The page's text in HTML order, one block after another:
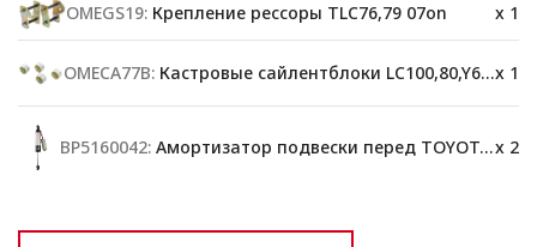
OMEGS19: Крепление рессоры TLC76,79 07on x 1
OMECA77B: Кастровые сайлентблоки LC100,80,Y60,78 x 1
BP5160042:Амортизатор подвески перед TOYOTA 76/78/79 x 2